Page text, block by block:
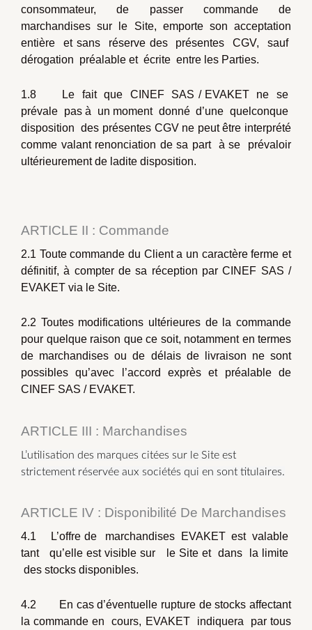
consommateur, de passer commande de
marchandises sur le Site, emporte son acceptation
entière et sans réserve des présentes CGV, sauf
dérogation préalable et écrite entre les Parties.
1.8 Le fait que CINEF SAS / EVAKET ne se
prévale pas à un moment donné d’une quelconque
disposition des présentes CGV ne peut être interprété
comme valant renonciation de sa part à se prévaloir
ultérieurement de ladite disposition.
ARTICLE II : Commande
2.1 Toute commande du Client a un caractère ferme et
définitif, à compter de sa réception par CINEF SAS /
EVAKET via le Site.
2.2 Toutes modifications ultérieures de la commande
pour quelque raison que ce soit, notamment en termes
de marchandises ou de délais de livraison ne sont
possibles qu’avec l’accord exprès et préalable de
CINEF SAS / EVAKET.
ARTICLE III : Marchandises
L’utilisation des marques citées sur le Site est
strictement réservée aux sociétés qui en sont titulaires.
ARTICLE IV : Disponibilité De Marchandises
4.1 L’offre de marchandises EVAKET est valable
tant qu’elle est visible sur le Site et dans la limite
des stocks disponibles.
4.2 En cas d’éventuelle rupture de stocks affectant
la commande en cours, EVAKET indiquera par tous